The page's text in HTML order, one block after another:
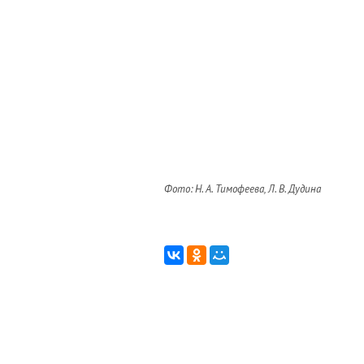
Фото: Н. А. Тимофеева, Л. В. Дудина